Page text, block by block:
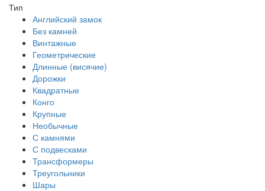
Тип
Английский замок
Без камней
Винтажные
Геометрические
Длинные (висячие)
Дорожки
Квадратные
Конго
Крупные
Необычные
С камнями
С подвесками
Трансформеры
Треугольники
Шары